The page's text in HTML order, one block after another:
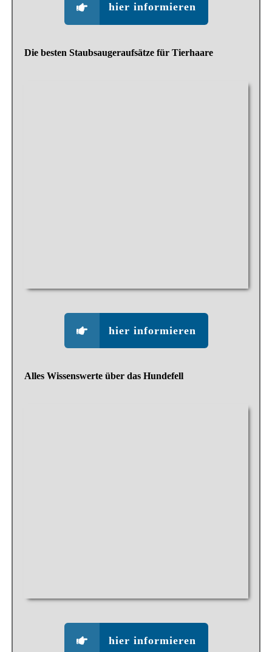
hier informieren
Die besten Staubsaugeraufsätze für Tierhaare
hier informieren
Alles Wissenswerte über das Hundefell
hier informieren